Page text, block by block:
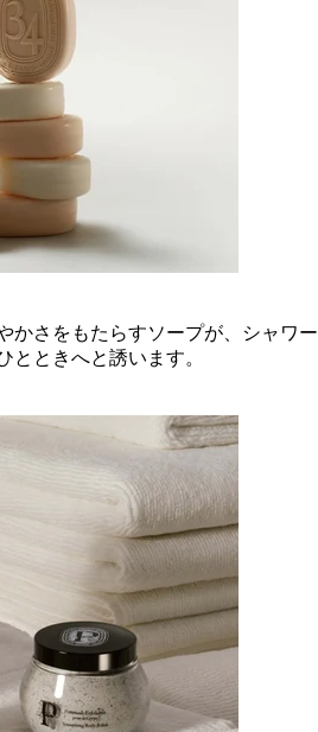
かさをもたらすソープが、シャワー
とときへと誘います。